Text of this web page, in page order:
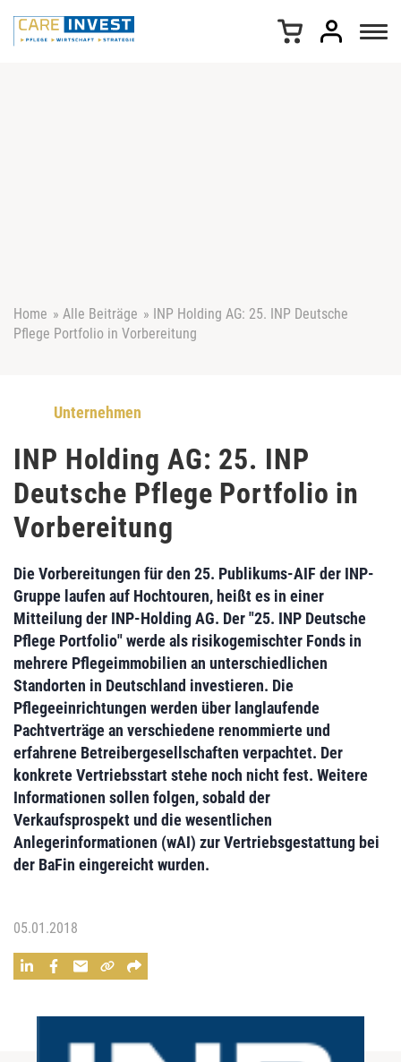
Home » Alle Beiträge » INP Holding AG: 25. INP Deutsche
Pflege Portfolio in Vorbereitung
Unternehmen
INP Holding AG: 25. INP
Deutsche Pflege Portfolio in
Vorbereitung
Die Vorbereitungen für den 25. Publikums-AIFder INP-
Gruppe laufen auf Hochtouren, heißt es in einer
Mitteilung der INP-Holding AG. Der "25. INP Deutsche
Pflege Portfolio" werde als risikogemischter Fonds in
mehrere Pflegeimmobilien an unterschiedlichen
Standorten in Deutschland investieren. Die
Pflegeeinrichtungen werden über langlaufende
Pachtverträge an verschiedene renommierte und
erfahrene Betreibergesellschaften verpachtet. Der
konkrete Vertriebsstart stehe noch nicht fest. Weitere
Informationen sollen folgen, sobald der
Verkaufsprospekt und die wesentlichen
Anlegerinformationen (wAI) zur Vertriebsgestattung bei
der BaFin eingereicht wurden.
05.01.2018